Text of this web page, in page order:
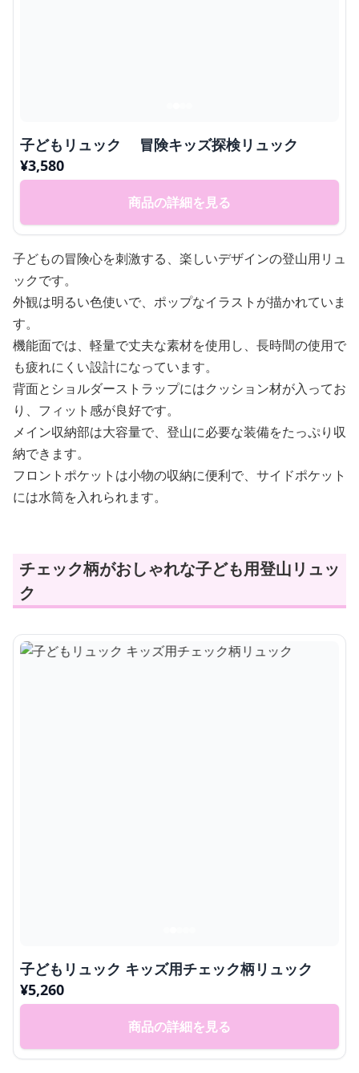
子どもリュック 冒険キッズ探検リュック
¥3,580
商品の詳細を見る
子どもの冒険心を刺激する、楽しいデザインの登山用リュ
ックです。
外観は明るい色使いで、ポップなイラストが描かれていま
す。
機能面では、軽量で丈夫な素材を使用し、長時間の使用で
も疲れにくい設計になっています。
背面とショルダーストラップにはクッション材が入ってお
り、フィット感が良好です。
メイン収納部は大容量で、登山に必要な装備をたっぷり収
納できます。
フロントポケットは小物の収納に便利で、サイドポケット
には水筒を入れられます。
チェック柄がおしゃれな子ども用登山リュッ
ク
子どもリュック キッズ用チェック柄リュック
¥5,260
商品の詳細を見る